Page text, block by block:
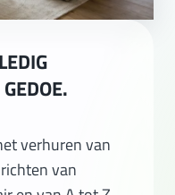
verhuren van
van